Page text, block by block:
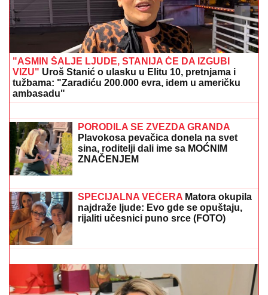
"STANIJA, DA NEMAŠ MOŽDA SUTLIJAŠ?"
Pobednica Elite ostala zatečena pitanjem, o NJENOJ
REAKCIJI pričaju svi (VIDEO)
(FOTO) BELI LJILJANI I BELI KOVČEG
ZA UBIJENU LJUDMILUPorodica
ispratila Ruskinju koju je ugušio turski
državljanin u Borči: Sveštenik držao
opelo na Lešću
(FOTO, VIDEO) OVO JE ZORAN
OSUMNJIČEN ZA UBISTVO SVOJE
MAJKE NA NOVOM BEOGRADU!
Policija ga izvela bosog, KRVAVIH
nogu sa lisicama na rukama, ušao u